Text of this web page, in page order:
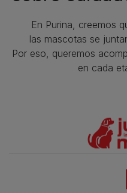
En Purina, creemos
las mascotas se
Por eso, queremos
en cada